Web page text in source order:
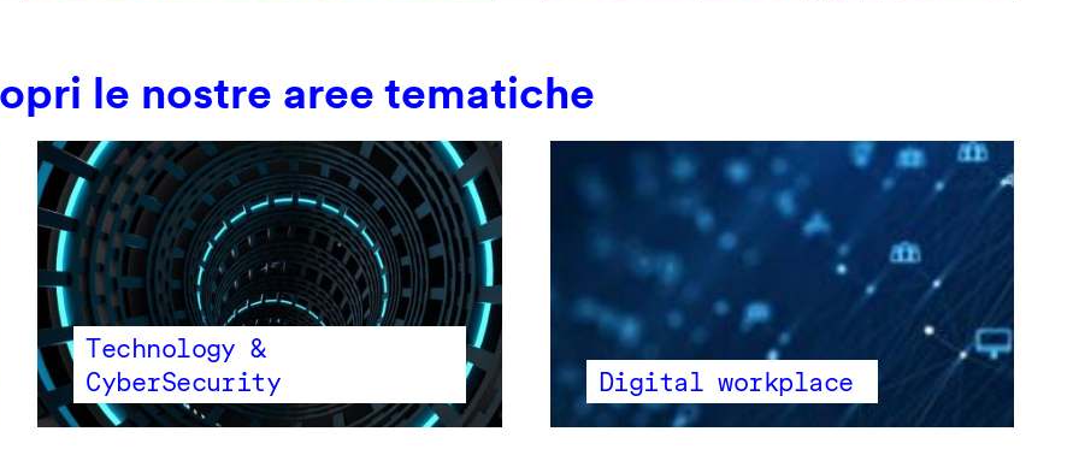
le nostre aree tematiche
Technology &
CyberSecurity
Digital workplace